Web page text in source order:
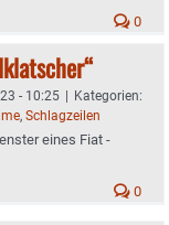
0
- 10:25 | Kategorien:
, Schlagzeilen
eines Fiat -
0